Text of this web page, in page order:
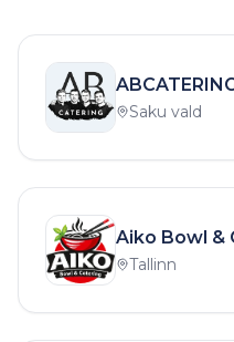
Saku vald
Aiko Bowl &
Tallinn